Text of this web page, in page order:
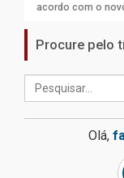
acordo com o
Procure pelo
Olá,